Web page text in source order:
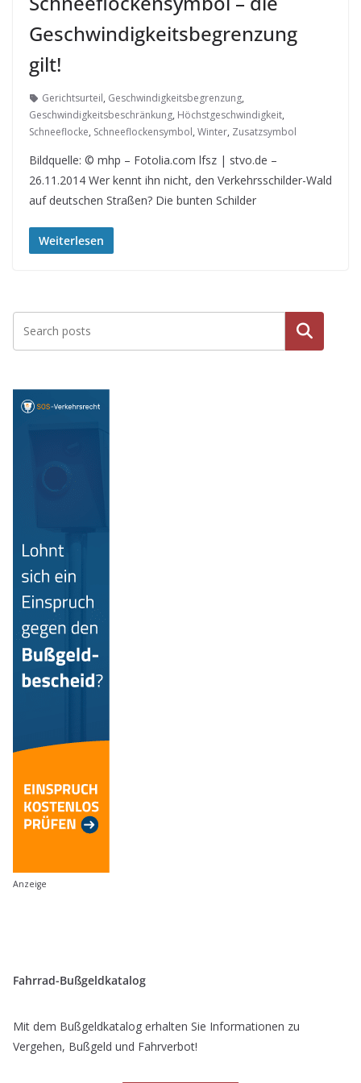
Geschwindigkeitsbegrenzung
gilt!
Gerichtsurteil, Geschwindigkeitsbegrenzung,
Geschwindigkeitsbeschränkung, Höchstgeschwindigkeit,
Schneeflocke, Schneeflockensymbol, Winter, Zusatzsymbol
Bildquelle: © mhp – Fotolia.com lfsz | stvo.de –
26.11.2014 Wer kennt ihn nicht, den Verkehrsschilder-Wald
auf deutschen Straßen? Die bunten Schilder
Weiterlesen
Suche
Anzeige
Fahrrad-Bußgeldkatalog
Mit dem Bußgeldkatalog erhalten Sie Informationen zu
Vergehen, Bußgeld und Fahrverbot!